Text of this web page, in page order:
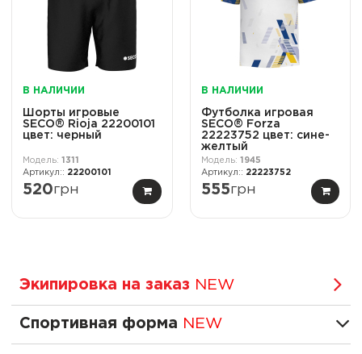
В НАЛИЧИИ
Шорты игровые
SECO® Rioja 22200101
цвет: черный
1311
22200101
520грн
В НАЛИЧИИ
Футболка игровая
SECO® Forza
22223752 цвет: сине-
желтый
1945
22223752
555грн
Экипировка на заказ NEW
Спортивная форма NEW